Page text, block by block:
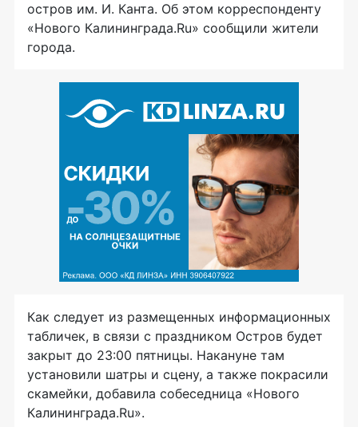
остров им. И. Канта. Об этом корреспонденту
«Нового Калининграда.Ru» сообщили жители
города.
Как следует из размещенных информационных
табличек, в связи с праздником Остров будет
закрыт до 23:00 пятницы. Накануне там
установили шатры и сцену, а также покрасили
скамейки, добавила собеседница «Нового
Калининграда.Ru».